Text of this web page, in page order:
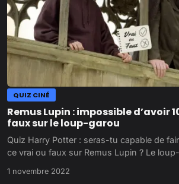
QUIZ CINÉ
Remus Lupin : impossible d’avoir
faux sur le loup-garou
Quiz Harry Potter : seras-tu capable de
ce vrai ou faux sur Remus Lupin ? Le
1 novembre 2022